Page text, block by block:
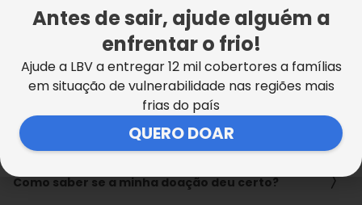
A LBV só doa cestas de alimentos no Natal?
Como conseguir um kit de material escolar?
Como conseguir vaga na escola da LBV de São
Paulo/SP?
Como saber se a minha doação deu certo?
Antes de sair, ajude alguém a
enfrentar o frio!
Ajude a LBV a entregar 12 mil cobertores a famílias
em situação de vulnerabilidade nas regiões mais
frias do país
QUERO DOAR